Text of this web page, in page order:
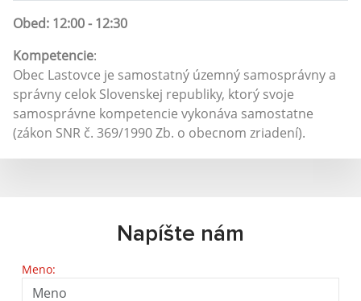
Obed: 12:00 - 12:30
Kompetencie:
Obec Lastovce je samostatný územný samosprávny a
správny celok Slovenskej republiky, ktorý svoje
samosprávne kompetencie vykonáva samostatne
(zákon SNR č. 369/1990 Zb. o obecnom zriadení).
Napíšte nám
Meno: